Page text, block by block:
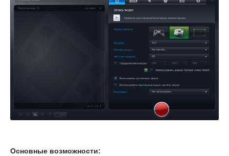
Основные возможности: